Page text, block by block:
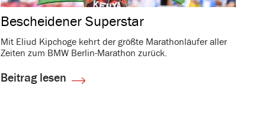
Beschei­dener Super­star
Mit Eliud Kipchoge kehrt der größte Mara­thon­läufer aller
Zeiten zum BMW Berlin-Mara­thon zurück.
Beitrag lesen